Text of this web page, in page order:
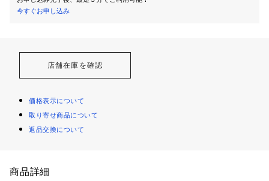
今すぐお申し込み
店舗在庫を確認
価格表示について
取り寄せ商品について
返品交換について
商品詳細